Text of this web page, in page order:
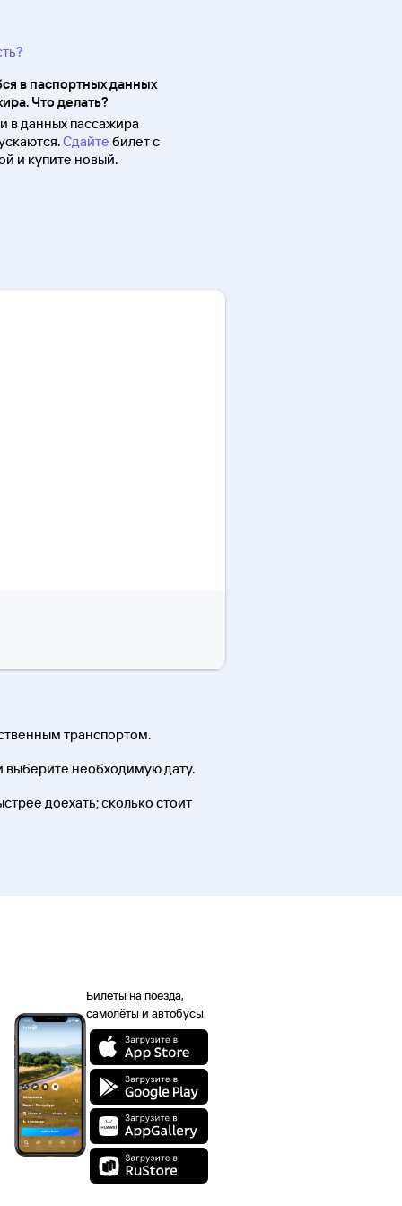
в паспортных данных
Что делать?
в данных пассажира
Сдайте билет с
и купите новый.
транспортом.
выберите необходимую дату.
доехать; сколько стоит
Билеты на поезда,
самолёты и автобусы